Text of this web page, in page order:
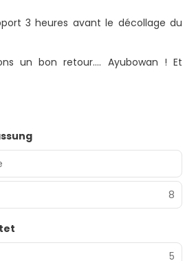
3 heures avant le décollage du
un bon retour…. Ayubowan ! Et
8
5